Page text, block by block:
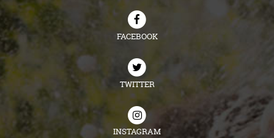
FACEBOOK
TWITTER
INSTAGRAM